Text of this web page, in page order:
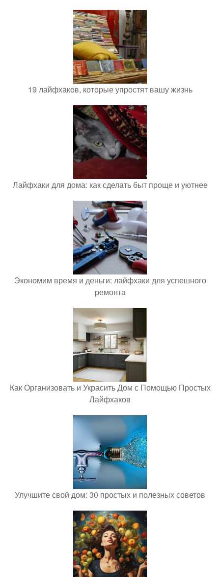
19 лайфхаков, которые упростят вашу жизнь
Лайфхаки для дома: как сделать быт проще и уютнее
Экономим время и деньги: лайфхаки для успешного
ремонта
Как Организовать и Украсить Дом с Помощью Простых
Лайфхаков
Улучшите свой дом: 30 простых и полезных советов